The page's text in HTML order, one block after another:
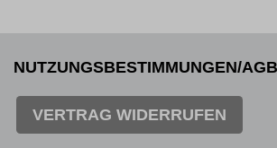
NUTZUNGSBESTIMMUNGEN/AGB
VERTRAG WIDERRUFEN